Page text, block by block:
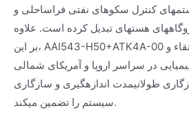
کنترل سکوهای نفتی فراساحلی و
هستهای تبدیل کرده است. علاوه
بر این، AAI543-H50+ATK4A-00 بهطور مکرر برای ارتقاء و
در سراسر اروپا و آمریکای شمالی
طولانیمدت اندازهگیری و سازگاری
سیستم را تضمین میکند.